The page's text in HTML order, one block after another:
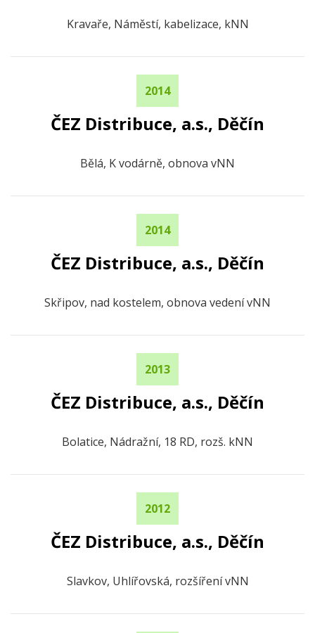
Kravaře, Náměstí, kabelizace, kNN
2014
ČEZ Distribuce, a.s., Děčín
Bělá, K vodárně, obnova vNN
2014
ČEZ Distribuce, a.s., Děčín
Skřipov, nad kostelem, obnova vedení vNN
2013
ČEZ Distribuce, a.s., Děčín
Bolatice, Nádražní, 18 RD, rozš. kNN
2012
ČEZ Distribuce, a.s., Děčín
Slavkov, Uhlířovská, rozšíření vNN